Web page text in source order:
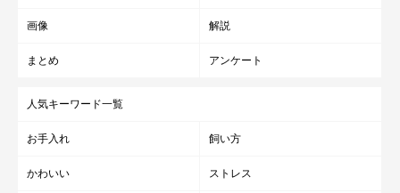
画像 解説
まとめ アンケート
人気キーワード一覧
お手入れ 飼い方
かわいい ストレス